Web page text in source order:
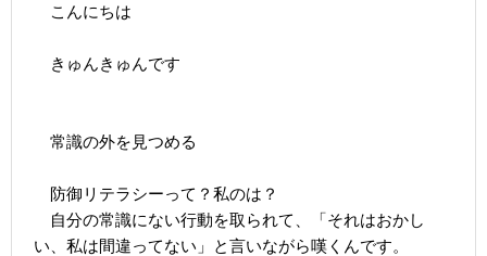
こんにちは
きゅんきゅんです
常識の外を見つめる
防御リテラシーって？私のは？
自分の常識にない行動を取られて、「それはおかし
い、私は間違ってない」と言いながら嘆くんです。